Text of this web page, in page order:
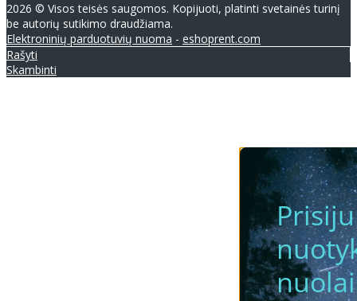
2026 © Visos teisės saugomos. Kopijuoti, platinti svetainės turinį
be autorių sutikimo draudžiama.
Elektroninių parduotuvių nuoma - eshoprent.com
Rašyti
Skambinti